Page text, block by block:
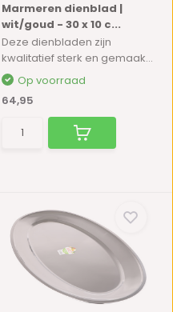
Marmeren dienblad |
wit/goud - 30 x 10 c...
Deze dienbladen zijn
kwalitatief sterk en gemaak...
Op voorraad
64,95